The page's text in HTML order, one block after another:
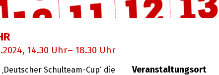
, 14.30 Uhr– 18.30 Uhr
Veranstaltungsort
Schulteam-Cup‘ die